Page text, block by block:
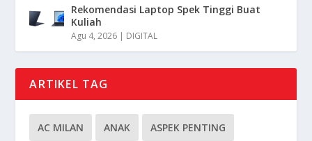
Rekomendasi Laptop Spek Tinggi Buat
Kuliah
Agu 4, 2026 | DIGITAL
ARTIKEL TAG
AC MILAN ANAK ASPEK PENTING